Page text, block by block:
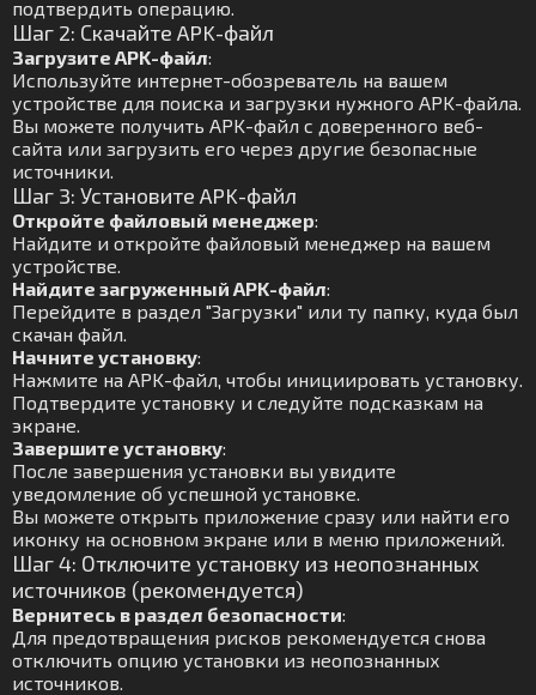
подтвердить операцию.
Шаг 2: Скачайте APK-файл
Загрузите APK-файл:
Используйте интернет-обозреватель на вашем
устройстве для поиска и загрузки нужного APK-файла.
Вы можете получить APK-файл с доверенного веб-
сайта или загрузить его через другие безопасные
источники.
Шаг 3: Установите APK-файл
Откройте файловый менеджер:
Найдите и откройте файловый менеджер на вашем
устройстве.
Найдите загруженный APK-файл:
Перейдите в раздел "Загрузки" или ту папку, куда был
скачан файл.
Начните установку:
Нажмите на APK-файл, чтобы инициировать установку.
Подтвердите установку и следуйте подсказкам на
экране.
Завершите установку:
После завершения установки вы увидите
уведомление об успешной установке.
Вы можете открыть приложение сразу или найти его
иконку на основном экране или в меню приложений.
Шаг 4: Отключите установку из неопознанных
источников (рекомендуется)
Вернитесь в раздел безопасности:
Для предотвращения рисков рекомендуется снова
отключить опцию установки из неопознанных
источников.